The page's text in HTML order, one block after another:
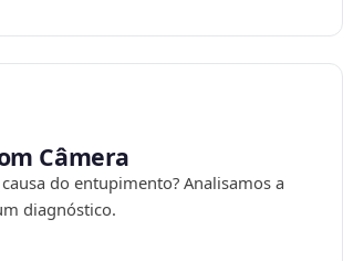
Câmera
do entupimento? Analisamos a
diagnóstico.